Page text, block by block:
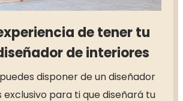
de tener tu
de interiores
disponer de un diseñador
para ti que diseñará tu